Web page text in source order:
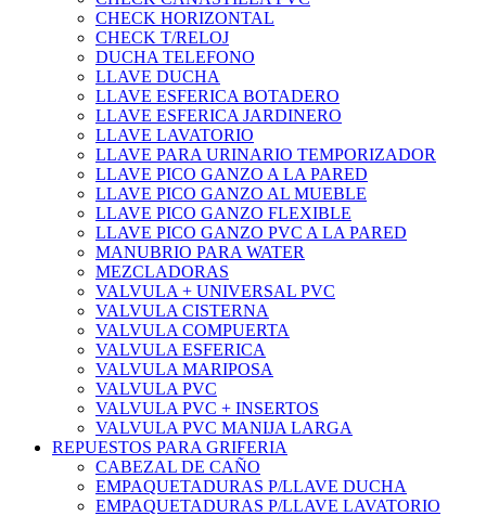
CHECK HORIZONTAL
CHECK T/RELOJ
DUCHA TELEFONO
LLAVE DUCHA
LLAVE ESFERICA BOTADERO
LLAVE ESFERICA JARDINERO
LLAVE LAVATORIO
LLAVE PARA URINARIO TEMPORIZADOR
LLAVE PICO GANZO A LA PARED
LLAVE PICO GANZO AL MUEBLE
LLAVE PICO GANZO FLEXIBLE
LLAVE PICO GANZO PVC A LA PARED
MANUBRIO PARA WATER
MEZCLADORAS
VALVULA + UNIVERSAL PVC
VALVULA CISTERNA
VALVULA COMPUERTA
VALVULA ESFERICA
VALVULA MARIPOSA
VALVULA PVC
VALVULA PVC + INSERTOS
VALVULA PVC MANIJA LARGA
REPUESTOS PARA GRIFERIA
CABEZAL DE CAÑO
EMPAQUETADURAS P/LLAVE DUCHA
EMPAQUETADURAS P/LLAVE LAVATORIO